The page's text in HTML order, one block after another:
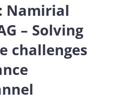
Namirial
– Solving
challenges